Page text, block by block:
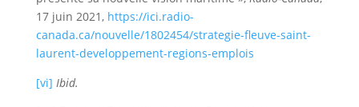
17 juin 2021, https://ici.radio-
canada.ca/nouvelle/1802454/strategie-fleuve-saint-
laurent-developpement-regions-emplois
[vi] Ibid.